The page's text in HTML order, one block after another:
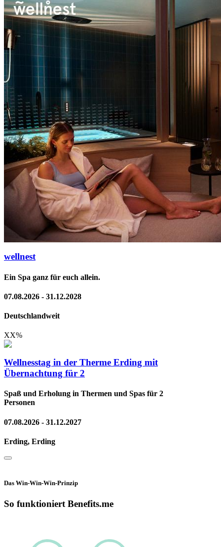
wellnest
Ein Spa ganz für euch allein.
07.08.2026 - 31.12.2028
Deutschlandweit
XX%
Wellnesstag in der Therme Erding mit
Übernachtung für 2
Spaß und Erholung in Thermen und Spas für 2
Personen
07.08.2026 - 31.12.2027
Erding, Erding
Das Win-Win-Win-Prinzip
So funktioniert Benefits.me